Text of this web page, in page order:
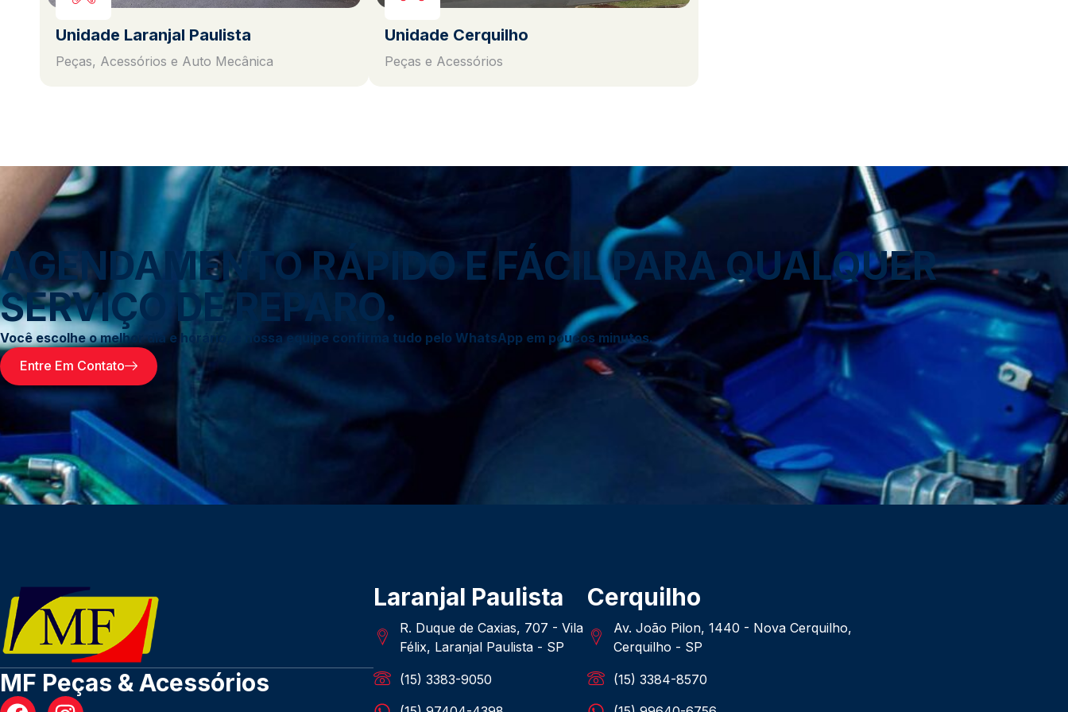
Unidade Laranjal Paulista
Peças, Acessórios e Auto Mecânica
Unidade Cerquilho
Peças e Acessórios
AGENDAMENTO RÁPIDO E FÁCIL PARA QUALQUER
SERVIÇO DE REPARO.
Você escolhe o melhor dia e horário, e nossa equipe confirma tudo pelo WhatsApp em poucos minutos.
Entre Em Contato
MF Peças & Acessórios
Laranjal Paulista
R. Duque de Caxias, 707 - Vila
Félix, Laranjal Paulista - SP
(15) 3383-9050
Cerquilho
Av. João Pilon, 1440 - Nova Cerquilho,
Cerquilho - SP
(15) 3384-8570